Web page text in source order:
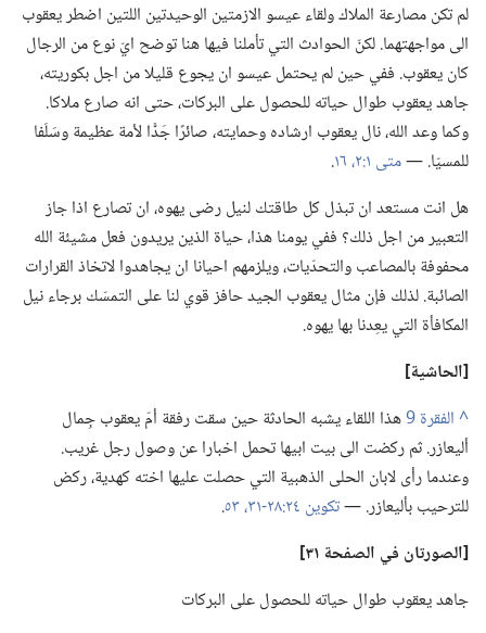
لم تكن مصارعة الملاك ولقاء عيسو الازمتين الوحيدتين اللتين اضطر يعقوب
الى مواجهتهما.‏ لكنّ الحوادث التي تأملنا فيها هنا توضح ايّ نوع من الرجال
كان يعقوب.‏ ففي حين لم يحتمل عيسو ان يجوع قليلا من اجل بكوريته،‏
جاهد يعقوب طوال حياته للحصول على البركات،‏ حتى انه صارع ملاكا.‏
وكما وعد الله،‏ نال يعقوب ارشاده وحمايته،‏ صائرًا جَدًّا لأمة عظيمة وسَلَفا
للمسيّا.‏ —‏متى ١:‏٢،‏
‏.‏
هل انت مستعد ان تبذل كل طاقتك لنيل رضى يهوه،‏ ان تصارع اذا جاز
التعبير من اجل ذلك؟‏ ففي يومنا هذا،‏ حياة الذين يريدون فعل مشيئة الله
محفوفة بالمصاعب والتحدّيات،‏ ويلزمهم احيانا ان يجاهدوا لاتخاذ القرارات
الصائبة.‏ لذلك فإن مثال يعقوب الجيد حافز قوي لنا على التمسّك برجاء نيل
المكافأة التي يعِدنا بها يهوه.‏
‏[الحاشية]‏
^
هذا اللقاء يشبه الحادثة حين سقت رفقة أمّ يعقوب جِمال
أليعازر.‏ ثم ركضت الى بيت ابيها تحمل اخبارا عن وصول رجل غريب.‏
وعندما رأى لابان الحلى الذهبية التي حصلت عليها اخته كهدية،‏ ركض
للترحيب بأليعازر.‏ —‏تكوين ٢٤:‏٢٨-‏٣١،‏
‏.‏
‏[الصورتان في الصفحة ٣١]‏
جاهد يعقوب طوال حياته للحصول على البركات